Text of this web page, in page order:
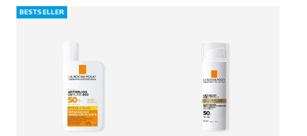
BESTSELLER